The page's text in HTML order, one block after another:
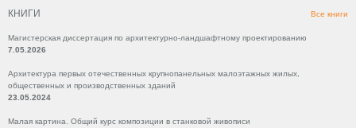
КНИГИ Все книги
Магистерская диссертация по архитектурно-ландшафтному проектированию
7.05.2026
Архитектура первых отечественных крупнопанельных малоэтажных жилых,
общественных и производственных зданий
23.05.2024
Малая картина. Общий курс композиции в станковой живописи